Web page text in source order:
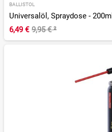
BALLISTOL
Universalöl, Spraydose - 200ml
6,49 € 9,95 €²